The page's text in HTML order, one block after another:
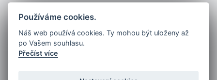
Golfový slovník
Používáme cookies.
Náš web používá cookies. Ty mohou být uloženy až
po Vašem souhlasu.
Přečíst více